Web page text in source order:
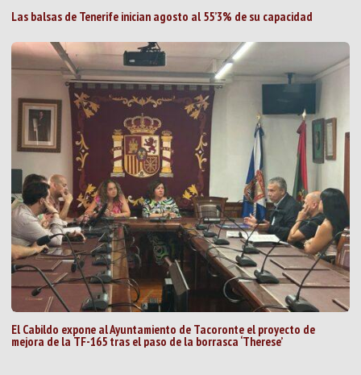
Las balsas de Tenerife inician agosto al 55’3% de su capacidad
El Cabildo expone al Ayuntamiento de Tacoronte el proyecto de
mejora de la TF-165 tras el paso de la borrasca ‘Therese’